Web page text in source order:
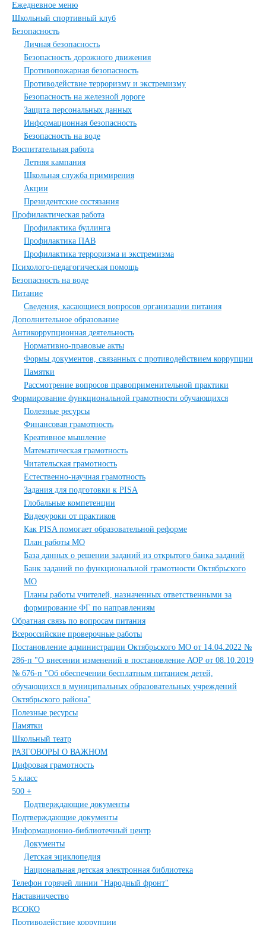
Ежедневное меню
Школьный спортивный клуб
Безопасность
Личная безопасность
Безопасность дорожного движения
Противопожарная безопасность
Противодействие терроризму и экстремизму
Безопасность на железной дороге
Защита персональных данных
Информационная безопасность
Безопасность на воде
Воспитательная работа
Летняя кампания
Школьная служба примирения
Акции
Президентские состязания
Профилактическая работа
Профилактика буллинга
Профилактика ПАВ
Профилактика терроризма и экстремизма
Психолого-педагогическая помощь
Безопасность на воде
Питание
Сведения, касающиеся вопросов организации питания
Дополнительное образование
Антикоррупционная деятельность
Нормативно-правовые акты
Формы документов, связанных с противодействием коррупции
Памятки
Рассмотрение вопросов правоприменительной практики
Формирование функциональной грамотности обучающихся
Полезные ресурсы
Финансовая грамотность
Креативное мышление
Математическая грамотность
Читательская грамотность
Естественно-научная грамотность
Задания для подготовки к PISA
Глобальные компетенции
Видеоуроки от практиков
Как PISA помогает образовательной реформе
План работы МО
База данных о решении заданий из открытого банка заданий
Банк заданий по функциональной грамотности Октябрьского
МО
Планы работы учителей, назначенных ответственными за
формирование ФГ по направлениям
Обратная связь по вопросам питания
Всероссийские проверочные работы
Постановление администрации Октябрьского МО от 14.04.2022 №
286-п "О внесении изменений в постановление АОР от 08.10.2019
№ 676-п "Об обеспечении бесплатным питанием детей,
обучающихся в муниципальных образовательных учреждений
Октябрьского района"
Полезные ресурсы
Памятки
Школьный театр
РАЗГОВОРЫ О ВАЖНОМ
Цифровая грамотность
5 класс
500 +
Подтверждающие документы
Подтверждающие документы
Информационно-библиотечный центр
Документы
Детская эциклопедия
Национальная детская электронная библиотека
Телефон горячей линии "Народный фронт"
Наставничество
ВСОКО
Противодействие коррупции